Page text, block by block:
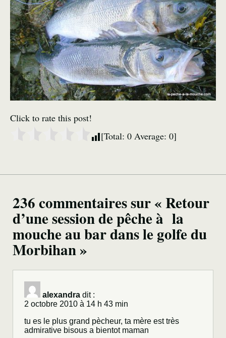
Click to rate this post!
[Total: 0 Average: 0]
236 commentaires sur « Retour
d’une session de pêche à la
mouche au bar dans le golfe du
Morbihan »
alexandra dit :
2 octobre 2010 à 14 h 43 min
tu es le plus grand pècheur, ta mère est très
admirative bisous a bientot maman